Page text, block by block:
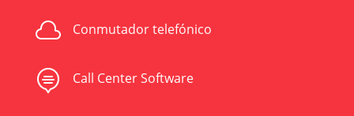
 Conmutador telefónico
 Call Center Software